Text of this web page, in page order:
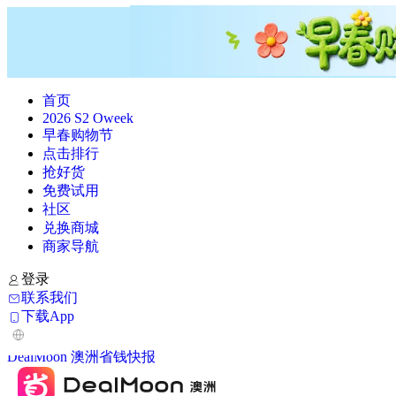
首页
2026 S2 Oweek
早春购物节
点击排行
抢好货
免费试用
社区
兑换商城
商家导航
登录
联系我们
下载App
DealMoon 澳洲省钱快报